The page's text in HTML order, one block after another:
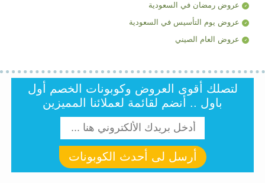
عروض رمضان في السعودية
عروض يوم التأسيس في السعودية
عروض العام الصيني
لتصلك أقوى العروض وكوبونات الخصم أول
باول .. أنضم لقائمة لعملائنا المميزين
أرسل لى أحدث الكوبونات